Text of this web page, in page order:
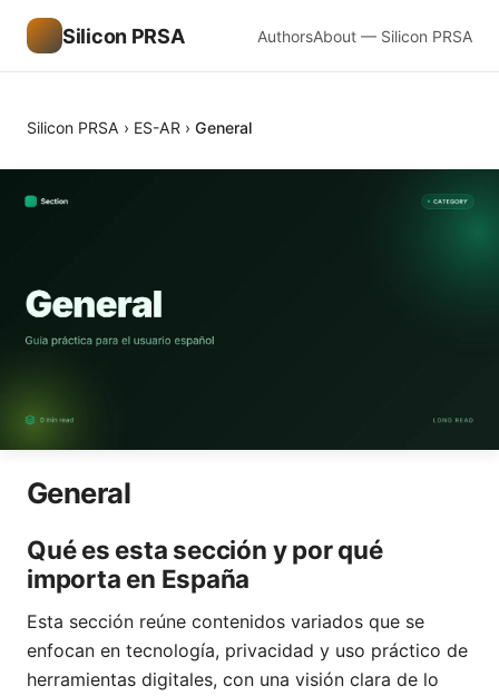
Silicon PRSA AuthorsAbout — Silicon PRSA
Silicon PRSA › ES-AR › General
General
Qué es esta sección y por qué
importa en España
Esta sección reúne contenidos variados que se
enfocan en tecnología, privacidad y uso práctico de
herramientas digitales, con una visión clara de lo